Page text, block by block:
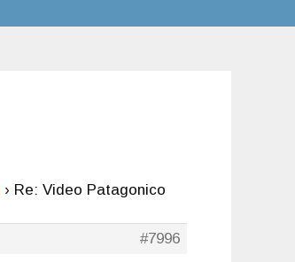
› Re: Video Patagonico
#7996